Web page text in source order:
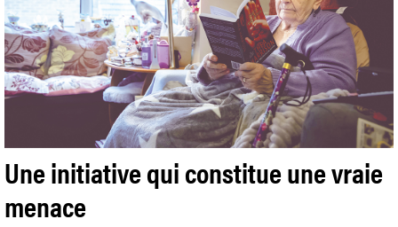
Une initiative qui constitue une vraie
menace